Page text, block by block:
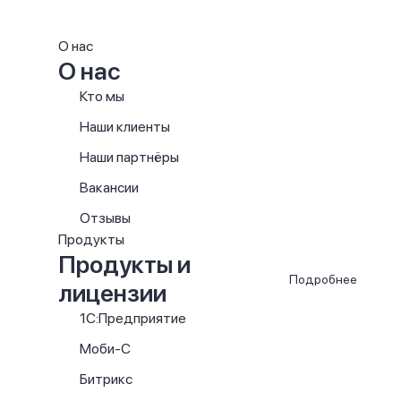
О нас
О нас
Кто мы
Наши клиенты
Наши партнёры
Вакансии
Отзывы
Продукты
Продукты и
лицензии
Подробнее
1С:Предприятие
Моби-С
Битрикс